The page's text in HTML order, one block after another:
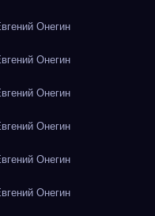
Онегин
Онегин
Онегин
Онегин
Онегин
Онегин